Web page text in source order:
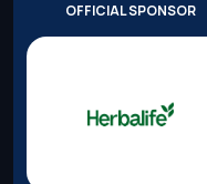
OFFICIAL SPONSOR